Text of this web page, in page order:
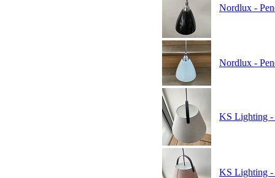
Nordlux -
Nordlux -
KS Lighting -
KS Lighting -